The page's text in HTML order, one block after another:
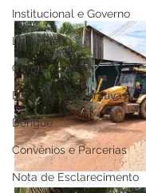
Institucional e Governo
Licitações
Campanhas
Datas Comemorativas
Dengue
Convênios e Parcerias
Nota de Esclarecimento